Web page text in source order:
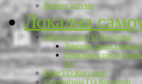
Важни датуми
Локална
Председник ГО Костолац
Заменик
Помоћник
ГО
Веће ГО Костолац
Скупштина ГО Костолац